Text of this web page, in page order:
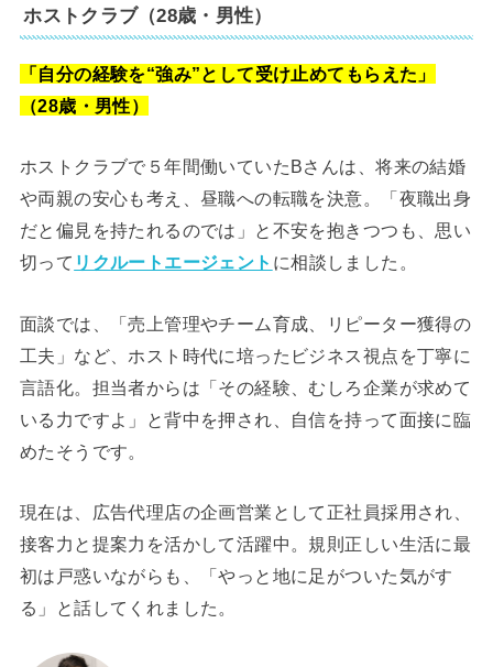
ホストクラブ（28歳・男性）
「自分の経験を“強み”として受け止めてもらえた」
（28歳・男性）
ホストクラブで５年間働いていたBさんは、将来の結婚
や両親の安心も考え、昼職への転職を決意。「夜職出身
だと偏見を持たれるのでは」と不安を抱きつつも、思い
切って リクルートエージェント に相談しました。
面談では、「売上管理やチーム育成、リピーター獲得の
工夫」など、ホスト時代に培ったビジネス視点を丁寧に
言語化。担当者からは「その経験、むしろ企業が求めて
いる力ですよ」と背中を押され、自信を持って面接に臨
めたそうです。
現在は、広告代理店の企画営業として正社員採用され、
接客力と提案力を活かして活躍中。規則正しい生活に最
初は戸惑いながらも、「やっと地に足がついた気がす
る」と話してくれました。